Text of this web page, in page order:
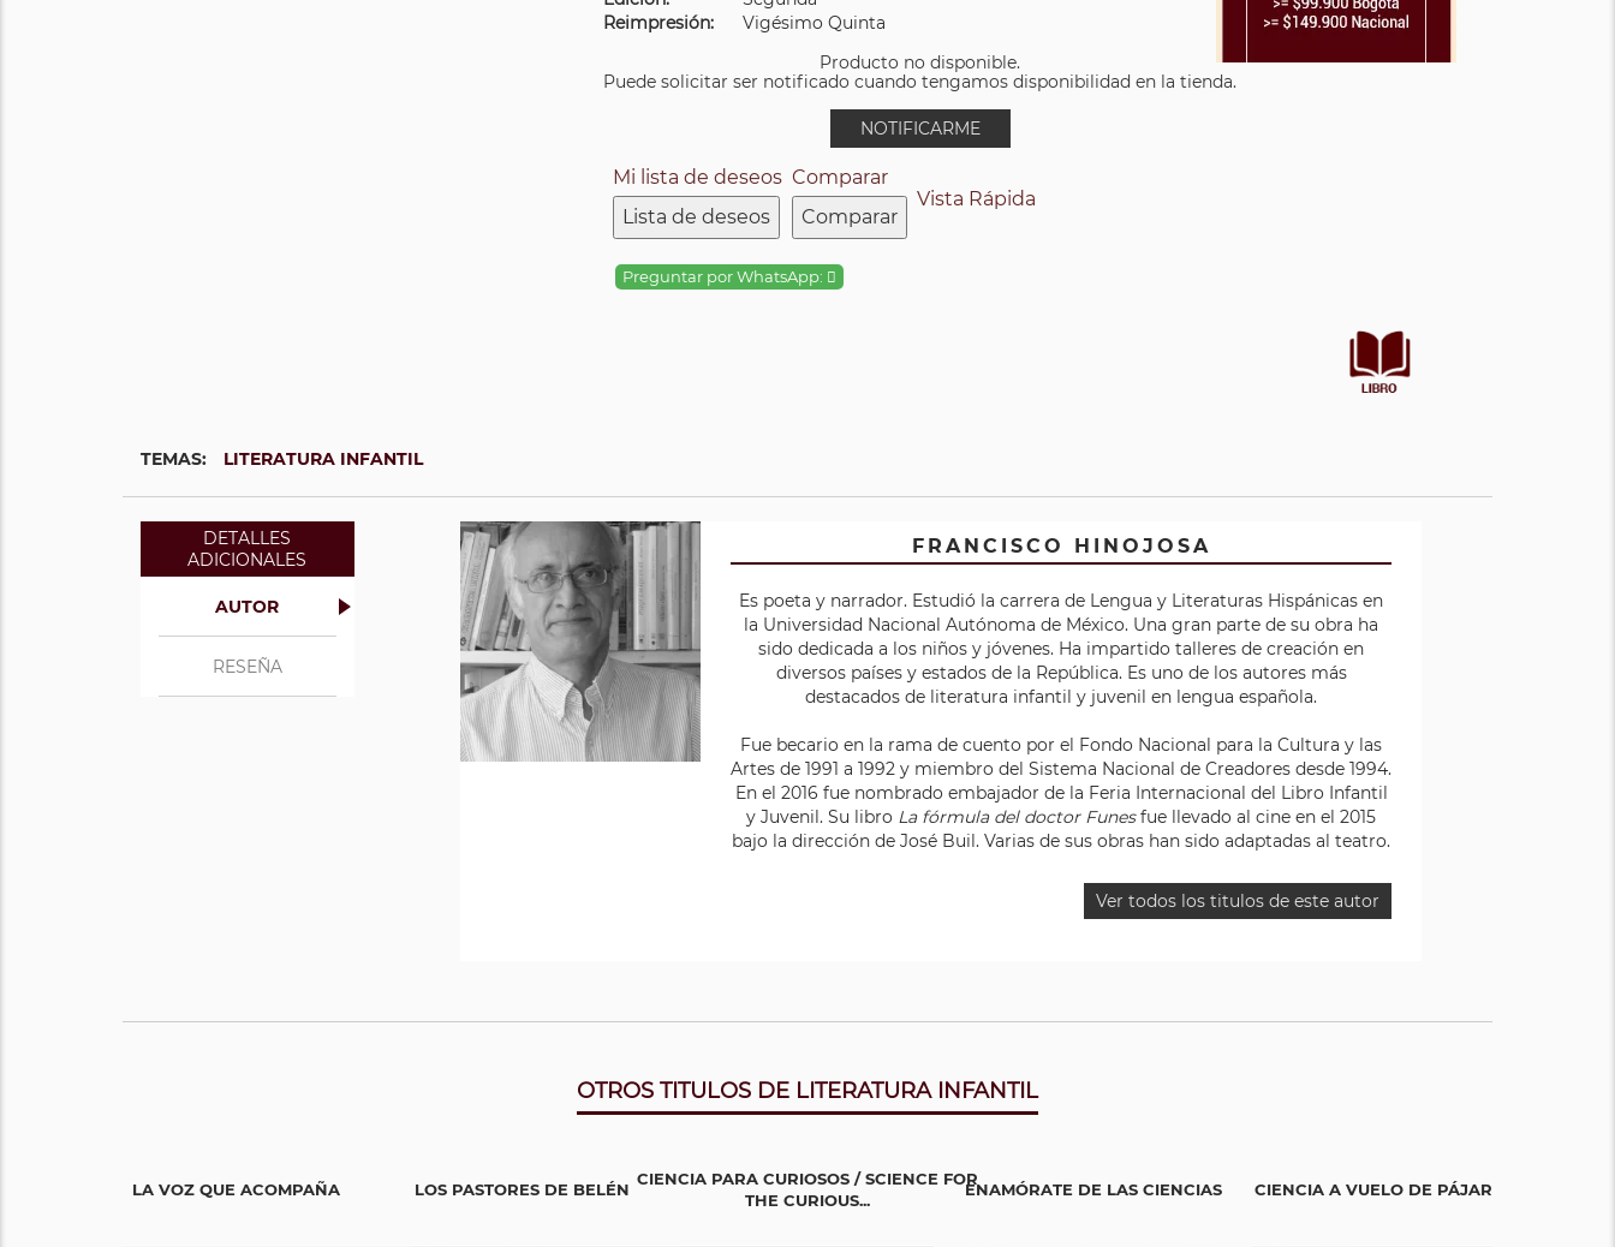
Reimpresión:
Vigésimo Quinta
Producto no disponible.
Puede solicitar ser notificado cuando tengamos disponibilidad en la tienda.
NOTIFICARME
Mi lista de deseos
Lista de deseos
Comparar
Comparar
Vista Rápida
Preguntar por WhatsApp:
TEMAS: LITERATURA INFANTIL
DETALLES
ADICIONALES
AUTOR
RESEÑA
FRANCISCO HINOJOSA
Es poeta y narrador. Estudió la carrera de Lengua y Literaturas Hispánicas en
la Universidad Nacional Autónoma de México. Una gran parte de su obra ha
sido dedicada a los niños y jóvenes. Ha impartido talleres de creación en
diversos países y estados de la República. Es uno de los autores más
destacados de literatura infantil y juvenil en lengua española.
Fue becario en la rama de cuento por el Fondo Nacional para la Cultura y las
Artes de 1991 a 1992 y miembro del Sistema Nacional de Creadores desde 1994.
En el 2016 fue nombrado embajador de la Feria Internacional del Libro Infantil
y Juvenil. Su libro La fórmula del doctor Funesfue llevado al cine en el 2015
bajo la dirección de José Buil. Varias de sus obras han sido adaptadas al teatro.
Ver todos los titulos de este autor
OTROS TITULOS DE LITERATURA INFANTIL
LA VOZ QUE ACOMPAÑA LOS PASTORES DE BELÉN
CIENCIA PARA CURIOSOS / SCIENCE FOR
THE CURIOUS...
ENAMÓRATE DE LAS CIENCIAS CIENCIA A VUELO DE PÁJARO